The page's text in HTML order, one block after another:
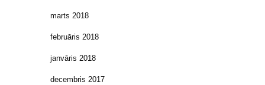
marts 2018
februāris 2018
janvāris 2018
decembris 2017